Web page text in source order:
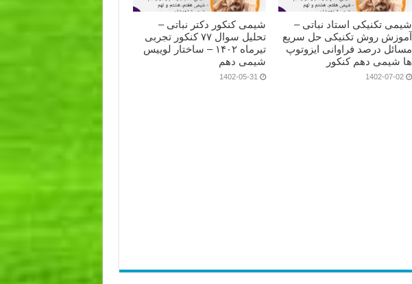
شیمی تکنیکی استاد نباتی –
آموزش روش تکنیکی حل سریع
مسائل درصد فراوانی ایزوتوپ
ها شیمی دهم کنکور
1402-07-02
شیمی کنکور دکتر نباتی –
تحلیل سوال ۷۷ کنکور تجربی
تیرماه ۱۴۰۲ – ساختار لوییس
شیمی دهم
1402-05-31